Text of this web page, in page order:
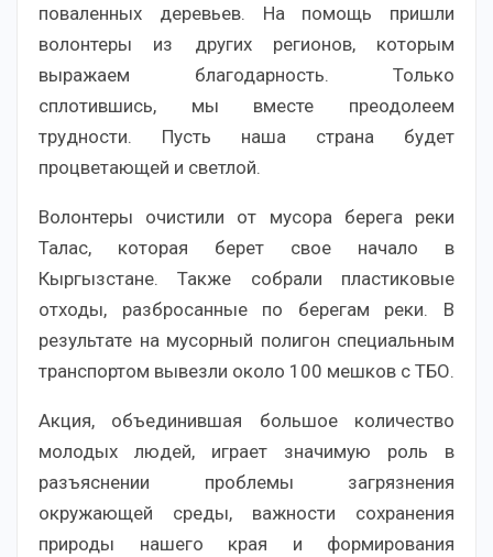
поваленных деревьев. На помощь пришли
волонтеры из других регионов, которым
выражаем благодарность. Только
сплотившись, мы вместе преодолеем
трудности. Пусть наша страна будет
процветающей и светлой.
Волонтеры очистили от мусора берега реки
Талас, которая берет свое начало в
Кыргызстане. Также собрали пластиковые
отходы, разбросанные по берегам реки. В
результате на мусорный полигон специальным
транспортом вывезли около 100 мешков с ТБО.
Акция, объединившая большое количество
молодых людей, играет значимую роль в
разъяснении проблемы загрязнения
окружающей среды, важности сохранения
природы нашего края и формирования